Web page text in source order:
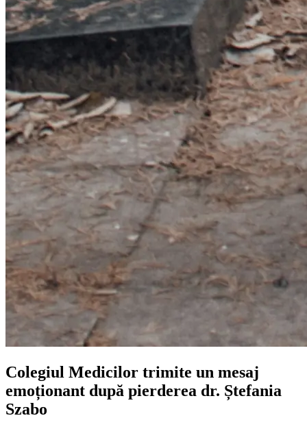
Colegiul Medicilor trimite un mesaj
emoționant după pierderea dr. Ștefania
Szabo